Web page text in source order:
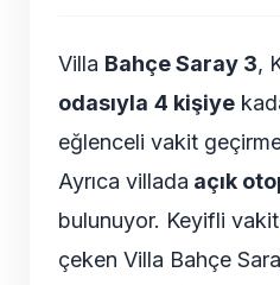
Villa Bahçe Saray 3,
odasıyla 4 kişiye
eğlenceli vakit
Ayrıca villada açık
bulunuyor. Keyifli
çeken Villa Bahçe